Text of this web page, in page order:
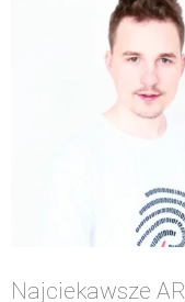
Najciekawsze